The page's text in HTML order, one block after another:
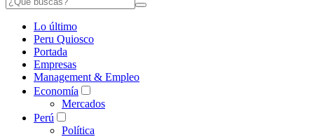
Lo último
Peru Quiosco
Portada
Empresas
Management & Empleo
Economía
Mercados
Perú
Política